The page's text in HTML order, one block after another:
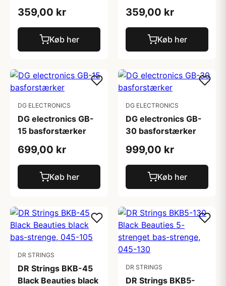
359,00 kr
Køb her
359,00 kr
Køb her
DG ELECTRONICS
DG electronics GB-
15 basforstærker
699,00 kr
Køb her
DG ELECTRONICS
DG electronics GB-
30 basforstærker
999,00 kr
Køb her
DR STRINGS
DR Strings BKB-45
Black Beauties black
DR STRINGS
DR Strings BKB5-